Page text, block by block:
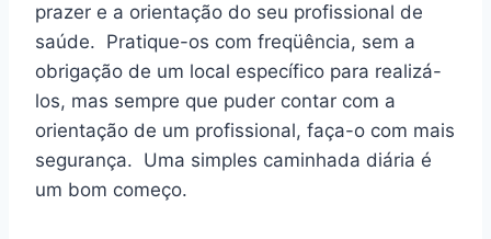
prazer e a orientação do seu profissional de
saúde. Pratique-os com freqüência, sem a
obrigação de um local específico para realizá-
los, mas sempre que puder contar com a
orientação de um profissional, faça-o com mais
segurança. Uma simples caminhada diária é
um bom começo.